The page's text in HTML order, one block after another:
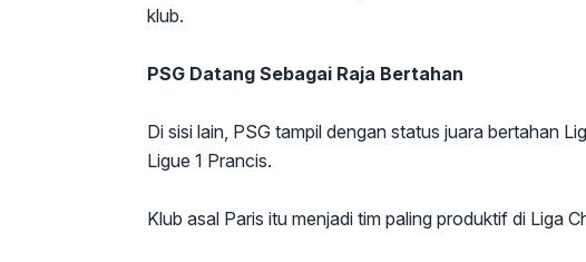
klub.
PSG Datang Sebagai Raja Bertahan
Di sisi lain, PSG tampil dengan status juara bertahan
Ligue 1 Prancis.
Klub asal Paris itu menjadi tim paling produktif di Liga